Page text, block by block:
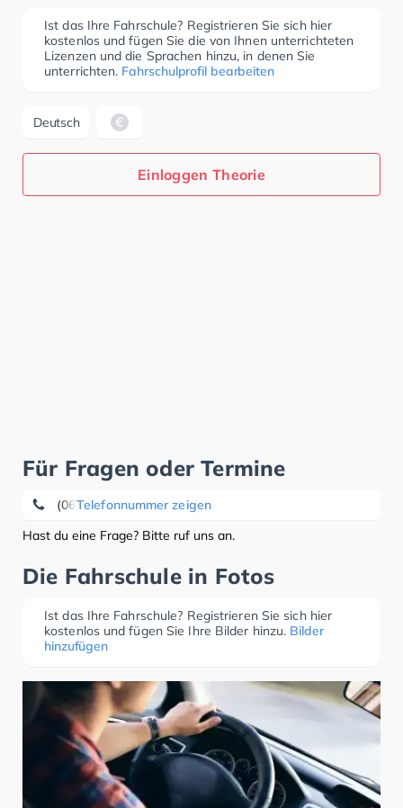
Ist das Ihre Fahrschule? Registrieren Sie sich hier
kostenlos und fügen Sie die von Ihnen unterrichteten
Lizenzen und die Sprachen hinzu, in denen Sie
unterrichten. Fahrschulprofil bearbeiten
Deutsch
Einloggen Theorie
Für Fragen oder Termine
Telefonnummer zeigen
(06695) 13 46
Hast du eine Frage? Bitte ruf uns an.
Die Fahrschule in Fotos
Ist das Ihre Fahrschule? Registrieren Sie sich hier
kostenlos und fügen Sie Ihre Bilder hinzu. Bilder
hinzufügen